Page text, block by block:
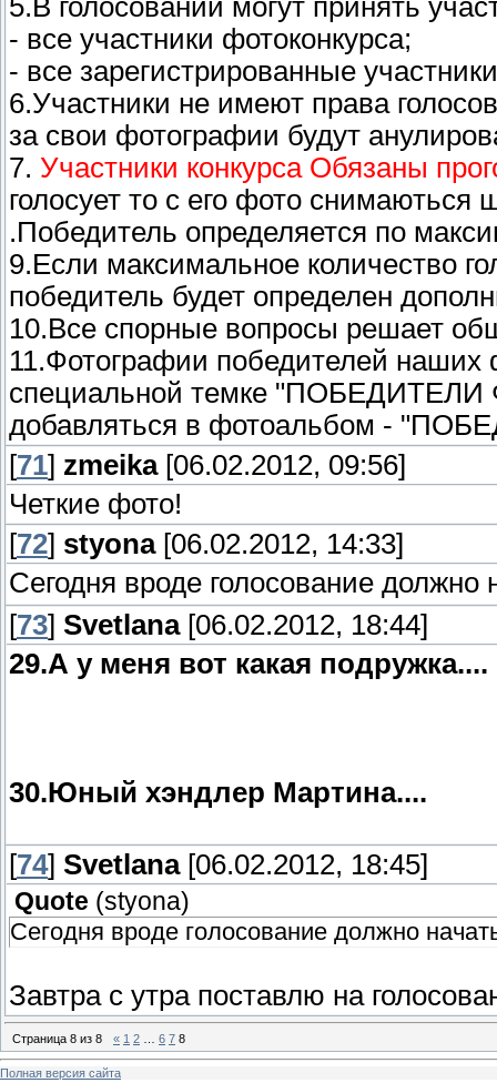
5.В голосовании могут принять
- все участники фотоконкурса;
- все зарегистрированные
6.Участники не имеют права
за свои фотографии будут
7. Участники конкурса Обязаны
голосует то с его фото снимаються
.Победитель определяется по
9.Если максимальное количество
победитель будет определен
10.Все спорные вопросы решает
11.Фотографии победителей наших
специальной темке
добавляться в фотоальбом -
[71] zmeika[06.02.2012, 09:56]
Четкие фото!
[72] styona[06.02.2012, 14:33]
Сегодня вроде голосование
[73] Svetlana[06.02.2012, 18:44]
29.А у меня вот какая подружка....
30.Юный хэндлер Мартина....
[74] Svetlana[06.02.2012, 18:45]
Quote (styona)
Сегодня вроде голосование должно
Завтра с утра поставлю на
Страница 8 из 8 « 1 2 6 7 8
Полная версия сайта